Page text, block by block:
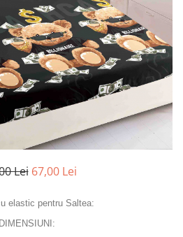
Elastic
Lei 67,00 Lei
elastic pentru Saltea:
DIMENSIUNI: